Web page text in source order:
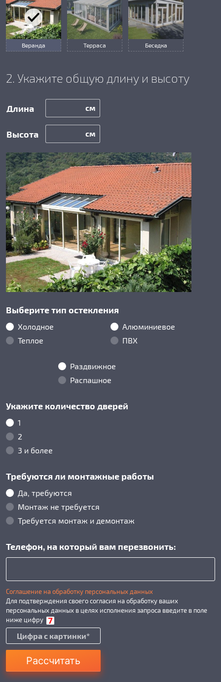
Веранда Терраса Беседка
2. Укажите общую длину и высоту
см
см
Выберите тип остекления
Холодное
Теплое
Алюминиевое
ПВХ
Раздвижное
Распашное
Укажите количество дверей
1
2
3 и более
Требуются ли монтажные работы
Да, требуются
Монтаж не требуется
Требуется монтаж и демонтаж
Телефон, на который вам перезвонить:
Соглашение на обработку персональных данных
Для подтверждения своего согласия на обработку ваших
персональных данных в целях исполнения запроса введите в поле
ниже цифру
Рассчитать